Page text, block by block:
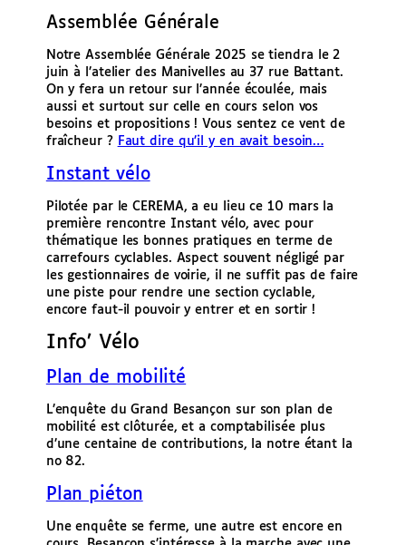
Assemblée Générale
Notre Assemblée Générale 2025 se tiendra le 2
juin à l’atelier des Manivelles au 37 rue Battant.
On y fera un retour sur l’année écoulée, mais
aussi et surtout sur celle en cours selon vos
besoins et propositions ! Vous sentez ce vent de
fraîcheur ? Faut dire qu’il y en avait besoin…
Instant vélo
Pilotée par le CEREMA, a eu lieu ce 10 mars la
première rencontre Instant vélo, avec pour
thématique les bonnes pratiques en terme de
carrefours cyclables. Aspect souvent négligé par
les gestionnaires de voirie, il ne suffit pas de faire
une piste pour rendre une section cyclable,
encore faut-il pouvoir y entrer et en sortir !
Info’ Vélo
Plan de mobilité
L’enquête du Grand Besançon sur son plan de
mobilité est clôturée, et a comptabilisée plus
d’une centaine de contributions, la notre étant la
no 82.
Plan piéton
Une enquête se ferme, une autre est encore en